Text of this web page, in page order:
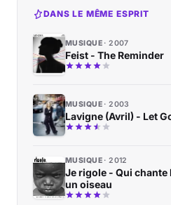
DANS LE MÊME ESPRIT
MUSIQUE 2007
Feist - The Reminder
MUSIQUE 2003
Lavigne (Avril) - Let
MUSIQUE 2012
Je rigole - Qui
un oiseau